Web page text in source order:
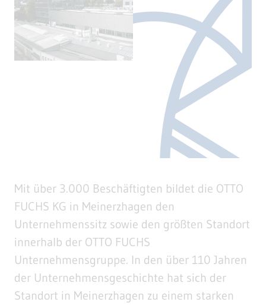
Mit über 3.000 Beschäftigten bildet die OTTO
FUCHS KG in Meinerzhagen den
Unternehmenssitz sowie den größten Standort
innerhalb der OTTO FUCHS
Unternehmensgruppe. In den über 110 Jahren
der Unternehmensgeschichte hat sich der
Standort in Meinerzhagen zu einem starken